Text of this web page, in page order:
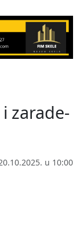
zarade-
u 10:00